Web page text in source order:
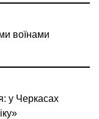
воїнами
у Черкасах